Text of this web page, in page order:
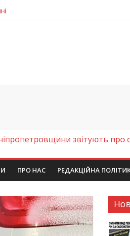
легендарного монастиря (Фото)
звітують про
ПРО НАС РЕДАКЦІЙНА